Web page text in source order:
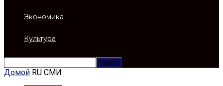
Экономика
Культура
Домой RU СМИ